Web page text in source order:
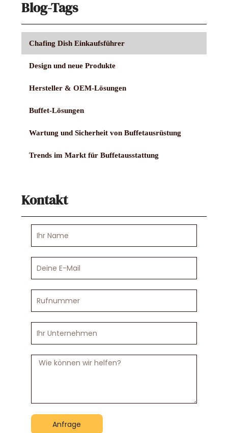
Blog-Tags
Chafing Dish Einkaufsführer
Design und neue Produkte
Hersteller & OEM-Lösungen
Buffet-Lösungen
Wartung und Sicherheit von Buffetausrüstung
Trends im Markt für Buffetausstattung
Kontakt
Name
E-
Unternehmen
Nachricht
Anfrage